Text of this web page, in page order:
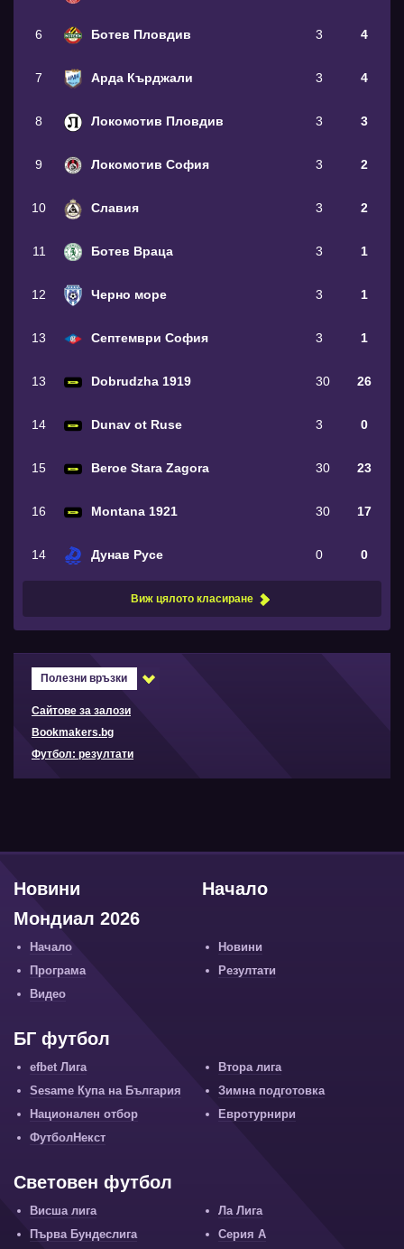
6 Ботев Пловдив 3 4
7 Арда Кърджали 3 4
8 Локомотив Пловдив 3 3
9 Локомотив София 3 2
10 Славия 3 2
11 Ботев Враца 3 1
12 Черно море 3 1
13 Септември София 3 1
13 Dobrudzha 1919 30 26
14 Dunav ot Ruse 3 0
15 Beroe Stara Zagora 30 23
16 Montana 1921 30 17
14 Дунав Русе 0 0
Виж цялото класиране
Полезни връзки
Сайтове за залози
Bookmakers.bg
Футбол: резултати
Начало
Новини
Мондиал 2026
Начало
Новини
Програма
Резултати
Видео
БГ футбол
efbet Лига
Втора лига
Sesame Купа на България
Зимна подготовка
Национален отбор
Евротурнири
ФутболНекст
Световен футбол
Висша лига
Ла Лига
Първа Бундеслига
Серия А